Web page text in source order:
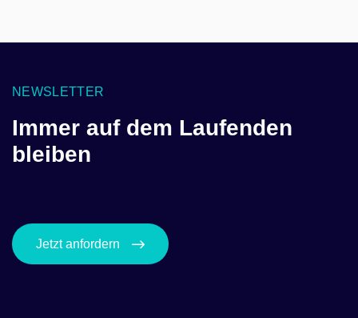
NEWSLETTER
Immer auf dem Laufenden
bleiben
Jetzt anfordern